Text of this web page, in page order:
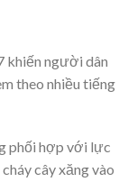
khiến người dân
theo nhiều tiếng
phối hợp với lực
cây xăng vào